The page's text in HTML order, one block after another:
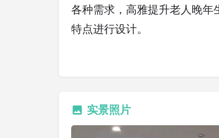
各种需求，高雅提升老人晚年
特点进行设计。
实景照片